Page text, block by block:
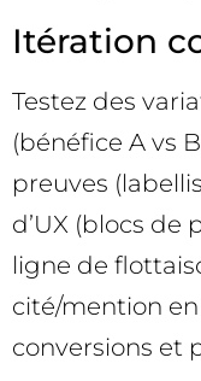
Itération
Testez des
(bénéfice A vs
preuves
d’UX (blocs de
ligne de
cité/mention en
conversions et